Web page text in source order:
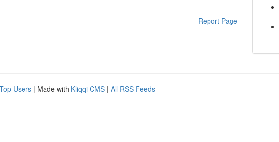
Report Page
Top Users | Made with Kliqqi CMS | All RSS Feeds